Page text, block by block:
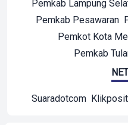
Pemkab Lampung
Pemkab Pesawaran
Pemkot Kota
Pemkab
Suaradotcom